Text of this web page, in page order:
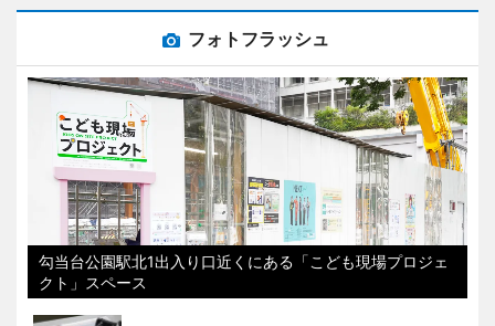
フォトフラッシュ
勾当台公園駅北1出入り口近くにある「こども現場プロジェ
クト」スペース